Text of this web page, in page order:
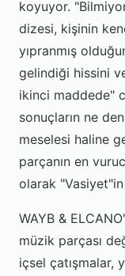
koyuyor.
dizesi, kişinin
yıpranmış
gelindiği hissini
ikinci maddede"
sonuçların ne
meselesi haline
parçanın en
olarak
WAYB &
müzik parçası
içsel çatışmalar,